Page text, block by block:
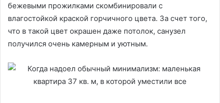
бежевыми прожилками скомбинировали с
влагостойкой краской горчичного цвета. За счет того,
что в такой цвет окрашен даже потолок, санузел
получился очень камерным и уютным.